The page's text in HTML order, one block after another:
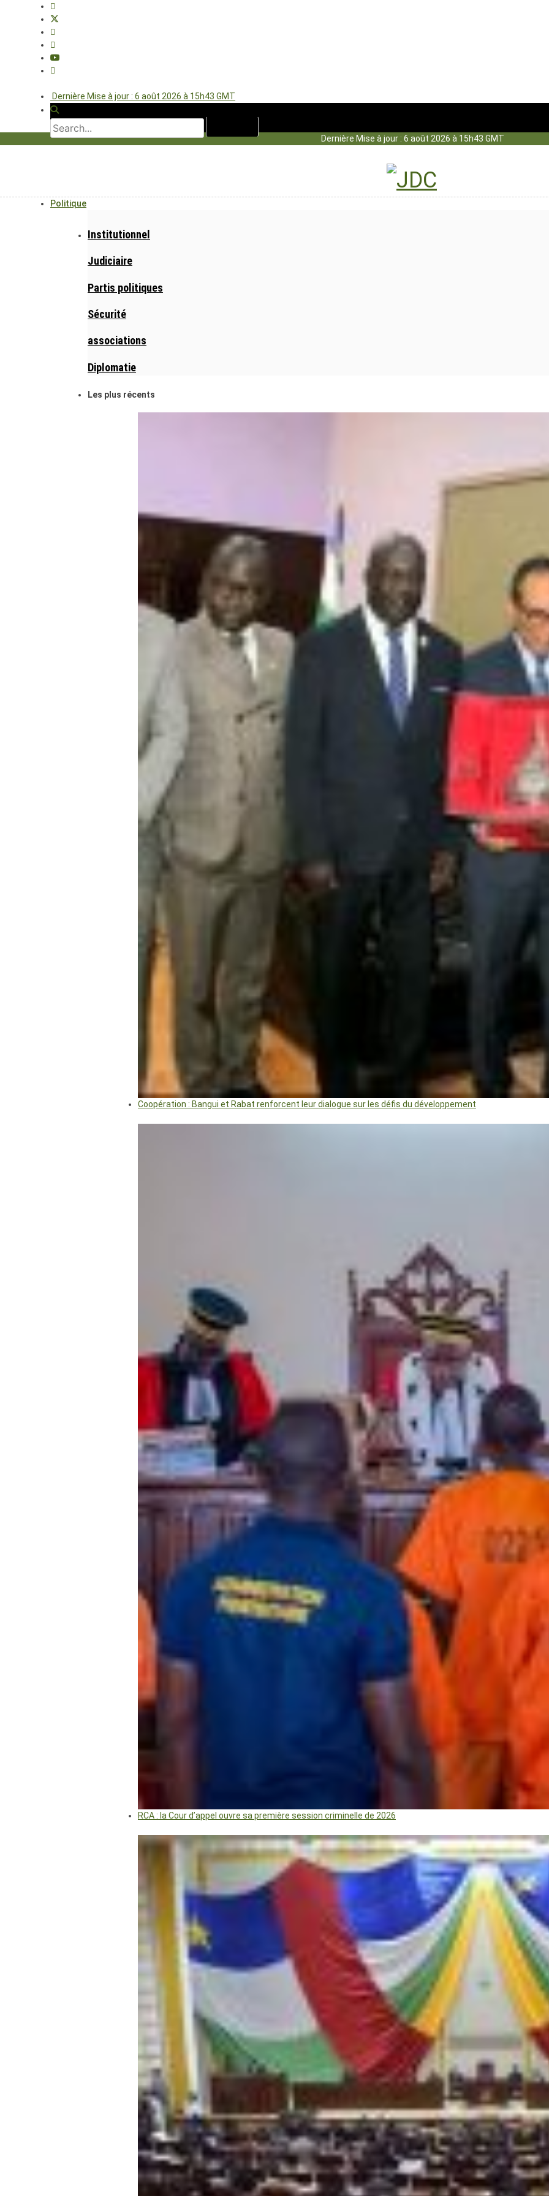
Dernière Mise à jour : 6 août 2026 à 15h43 GMT
Dernière Mise à jour : 6 août 2026 à 15h43 GMT
Politique
Institutionnel
Judiciaire
Partis politiques
Sécurité
associations
Diplomatie
Les plus récents
Coopération : Bangui et Rabat renforcent leur dialogue sur les défis du développement
RCA : la Cour d’appel ouvre sa première session criminelle de 2026